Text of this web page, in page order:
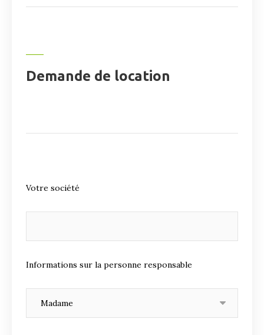
Demande de location
Votre société
Informations sur la personne responsable